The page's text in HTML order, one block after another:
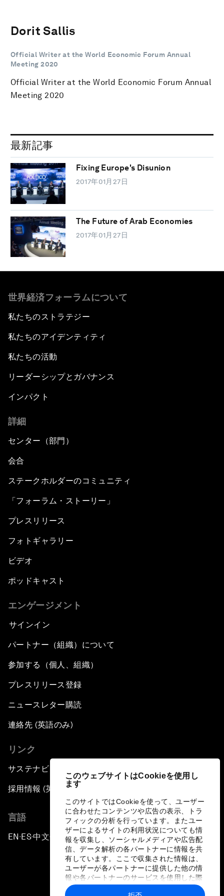
このウェブサイトはCookieを使用し
ます
このサイトではCookieを使って、ユーザー
に合わせたコンテンツや広告の表示、トラ
フィックの分析を行っています。またユー
ザーによるサイトの利用状況についても情
報を収集し、ソーシャルメディアや広告配
信、データ解析の各パートナーに情報を共
有しています。ここで収集された情報は、
ユーザーが各パートナーに提供した他の情
報や各パートナーのサービスを使用した際
に収集された情報と組み合わされ、各パー
Dorit Sallis
Official Writer at the World Economic Forum Annual
Meeting 2020
Official Writer at the World Economic Forum Annual
Meeting 2020
最新記事
Fixing Europe's Disunion
2017年01月27日
The Future of Arab Economies
2017年01月27日
世界経済フォーラムについて
私たちのストラテジー
私たちのアイデンティティ
私たちの活動
リーダーシップとガバナンス
インパクト
詳細
センター（部門）
会合
ステークホルダーのコミュニティ
「フォーラム・ストーリー」
プレスリリース
フォトギャラリー
ビデオ
ポッドキャスト
エンゲージメント
サインイン
パートナー（組織）について
参加する（個人、組織）
プレスリリース登録
ニュースレター購読
連絡先 (英語のみ)
リンク
サステナビリティへの取り組み
採用情報 (英語のみ)
言語
EN ▪ES▪中文▪ 日本語